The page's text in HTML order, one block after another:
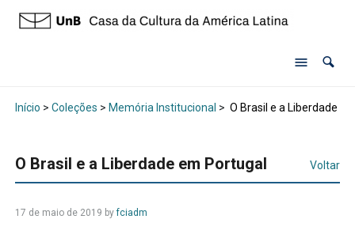
Início > Coleções > Memória Institucional > O Brasil e a Liberdade
O Brasil e a Liberdade em Portugal Voltar
17 de maio de 2019 byfciadm